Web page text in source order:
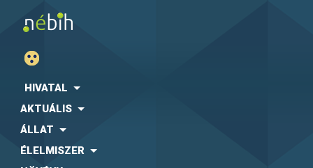
HIVATAL
AKTUÁLIS
ÁLLAT
ÉLELMISZER